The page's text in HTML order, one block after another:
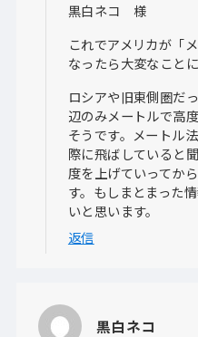
黒白ネコ 様
これでアメリカが「
なったら大変なこと
ロシアや旧東側圏だ
辺のみメートルで高
そうです。メートル
際に飛ばしていると
度を上げていってか
す。もしまとまった
いと思います。
返信
黒白ネコ